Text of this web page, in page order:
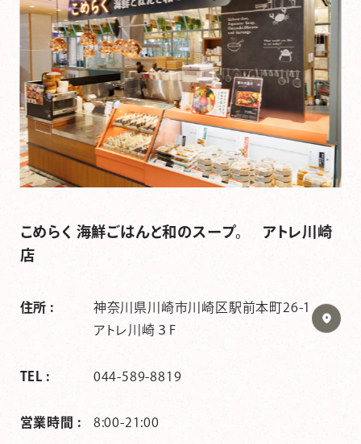
こめらく 海鮮ごはんと和のスープ。 アトレ川崎
店
住所 :
神奈川県川崎市川崎区駅前本町26-1
アトレ川崎３F
TEL : 044-589-8819
営業時間 : 8:00-21:00